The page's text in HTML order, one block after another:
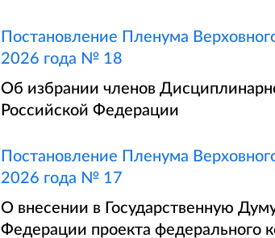
Постановление Пленума
2026 года № 18
Об избрании членов
Российской Федерации
Постановление Пленума
2026 года № 17
О внесении в Государственную
Федерации проекта федерального